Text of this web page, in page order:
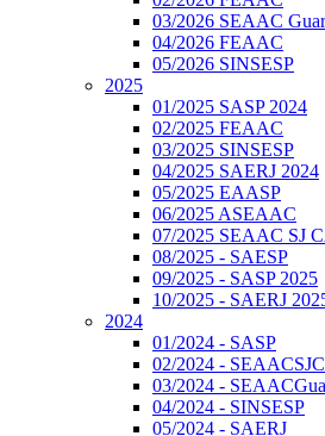
03/2026 SEAAC
04/2026 FEAAC
05/2026 SINSESP
2025
01/2025 SASP 2024
02/2025 FEAAC
03/2025 SINSESP
04/2025 SAERJ 2024
05/2025 EAASP
06/2025 ASEAAC
07/2025 SEAAC SJ
08/2025 - SAESP
09/2025 - SASP 2025
10/2025 - SAERJ
2024
01/2024 - SASP
02/2024 -
03/2024 -
04/2024 - SINSESP
05/2024 - SAERJ